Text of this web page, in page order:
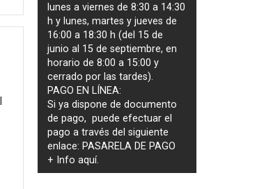
lunes a viernes de 8:30 a 14:30
h y lunes, martes y jueves de
16:00 a 18:30 h (del 15 de
junio al 15 de septiembre, en
horario de 8:00 a 15:00 y
cerrado por las tardes).
PAGO EN LÍNEA:
Si ya dispone de documento
de pago, puede efectuar el
pago a través del siguiente
enlace: PASARELA DE PAGO
+ Infoaquí.